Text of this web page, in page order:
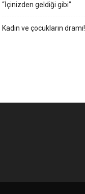
“İçinizden geldiği gibi”
Kadın ve çocukların dramı!